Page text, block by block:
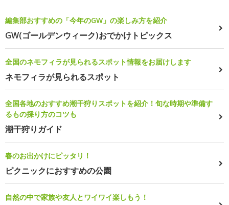
編集部おすすめの「今年のGW」の楽しみ方を紹介
GW(ゴールデンウィーク)おでかけトピックス
全国のネモフィラが見られるスポット情報をお届けします
ネモフィラが見られるスポット
全国各地のおすすめ潮干狩りスポットを紹介！旬な時期や準備す
るもの採り方のコツも
潮干狩りガイド
春のお出かけにピッタリ！
ピクニックにおすすめの公園
自然の中で家族や友人とワイワイ楽しもう！